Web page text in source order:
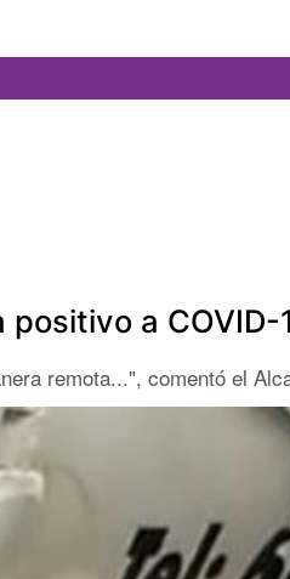
a COVID-
remota...", comentó el